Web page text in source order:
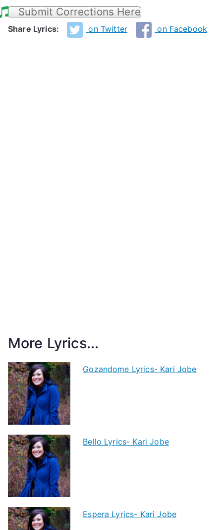
Submit Corrections Here
Share Lyrics: on Twitter on Facebook
More Lyrics...
Gozandome Lyrics- Kari Jobe
Bello Lyrics- Kari Jobe
Espera Lyrics- Kari Jobe